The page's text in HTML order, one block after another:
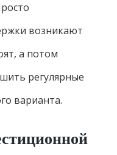
возникают
а потом
регулярные
варианта.